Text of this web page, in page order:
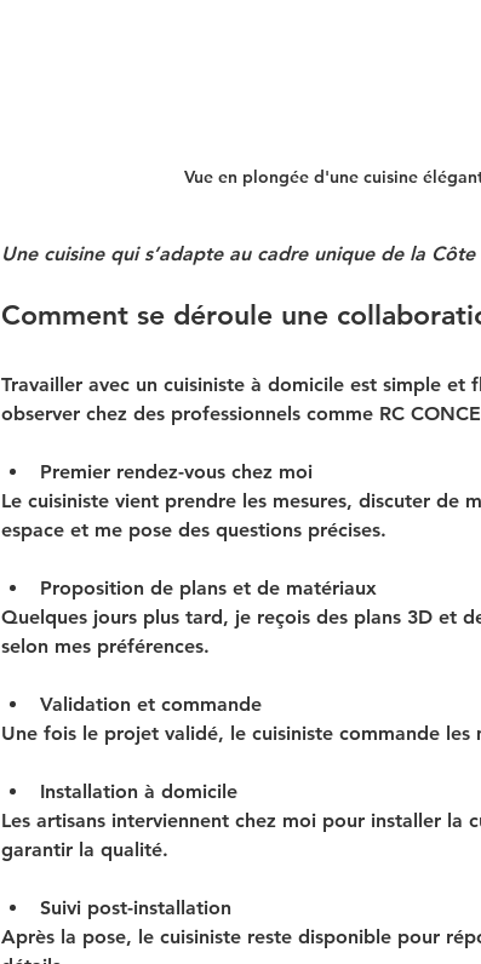
Vue en plongée d'une cuisine
Une cuisine qui s’adapte au cadre unique de la Côte
Comment se déroule une
Travailler avec un cuisiniste à domicile est simple et
observer chez des professionnels comme RC
Premier rendez-vous chez moi
Le cuisiniste vient prendre les mesures, discuter de
espace et me pose des questions précises.
Proposition de plans et de matériaux
Quelques jours plus tard, je reçois des plans 3D et
selon mes préférences.
Validation et commande
Une fois le projet validé, le cuisiniste commande les
Installation à domicile
Les artisans interviennent chez moi pour installer la
garantir la qualité.
Suivi post-installation
Après la pose, le cuisiniste reste disponible pour